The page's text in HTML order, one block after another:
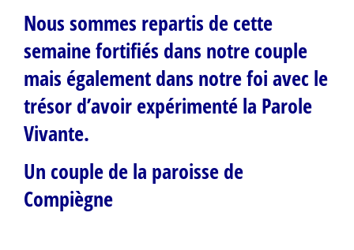
Nous sommes repartis de cette
semaine fortifiés dans notre couple
mais également dans notre foi avec le
trésor d’avoir expérimenté la Parole
Vivante.
Un couple de la paroisse de
Compiègne